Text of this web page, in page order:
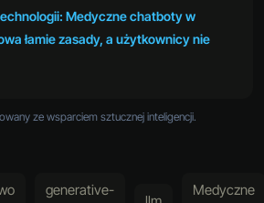
Medyczne chatboty w
łamie zasady, a użytkownicy nie
ze wsparciem sztucznej inteligencji.
generative-
Medyczne